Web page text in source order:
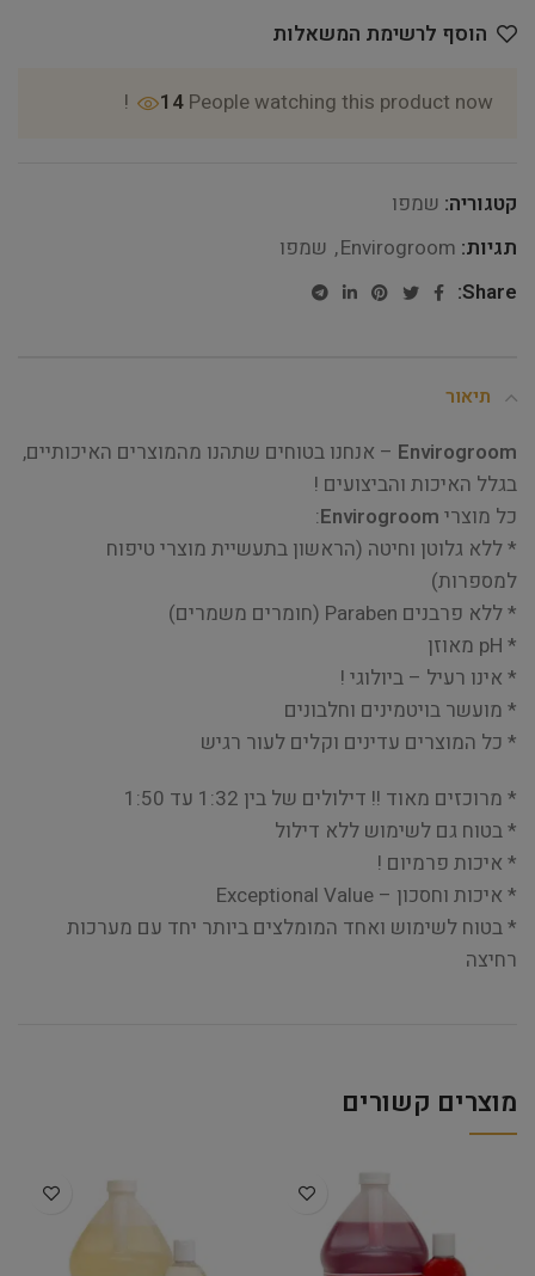
הוסף לרשימת המשאלות
14 People watching this product now!
קטגוריה: שמפו
תגיות: Envirogroom
, שמפו
Share:
תיאור
Envirogroom – אנחנו בטוחים שתהנו מהמוצרים האיכותיים,
בגלל האיכות והביצועים !
כל מוצרי Envirogroom
:
* ללא גלוטן וחיטה (הראשון בתעשיית מוצרי טיפוח
למספרות)
* ללא פרבנים Paraben (חומרים משמרים)
* pH מאוזן
* אינו רעיל – ביולוגי !
* מועשר בויטמינים וחלבונים
* כל המוצרים עדינים וקלים לעור רגיש
* מרוכזים מאוד !! דילולים של בין 1:32 עד 1:50
* בטוח גם לשימוש ללא דילול
* איכות פרמיום !
* איכות וחסכון – Exceptional Value
* בטוח לשימוש ואחד המומלצים ביותר יחד עם מערכות
רחיצה
מוצרים קשורים